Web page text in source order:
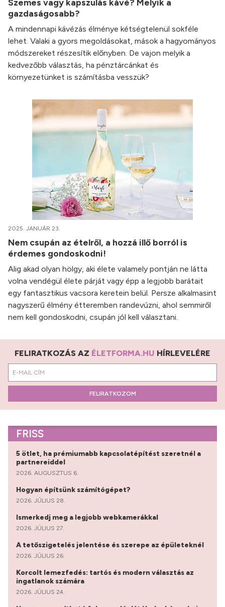
Szemes vagy kapszulás kávé? Melyik a
gazdaságosabb?
A mindennapi kávézás élménye kétségtelenül sokféle
lehet. Valaki a gyors megoldásokat, mások a hagyományos
módszereket részesítik előnyben. De vajon melyik a
kedvezőbb választás, ha pénztárcánkat és
környezetünket is számításba vesszük?
2025. JANUÁR 23.
Nem csupán az ételről, a hozzá illő borról is
érdemes gondoskodni!
Alig akad olyan hölgy, aki élete valamely pontján ne látta
volna vendégül élete párját vagy épp a legjobb barátait
egy fantasztikus vacsora keretein belül. Persze alkalmasint
nagyszerű élmény étteremben randevúzni, ahol semmiről
nem kell gondoskodni, csupán jól kell választani.
FELIRATKOZÁS AZ ÉLETFORMA.HU HÍRLEVELÉRE
FELIRATKOZOM
FRISS
5 ötlet, ha prémiumabb kapcsolatépítést szeretnél a
partnereiddel
2026. AUGUSZTUS 6.
Hogyan építsünk számítógépet?
2026. JÚLIUS 28.
Ismerkedj meg a legjobb webkamerákkal
2026. JÚLIUS 27.
A tetőszigetelés jelentése és szerepe az épületeknél
2026. JÚLIUS 26.
Korcolt lemezfedés: tartós és modern választás az
ingatlanok számára
2026. JÚLIUS 24.